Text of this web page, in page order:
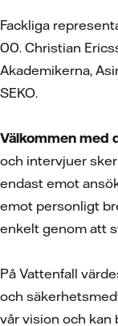
Fackliga
00. Christian
Akademikerna,
SEKO.
Välkommen med
och intervjuer
endast emot
emot personligt
enkelt genom att
På Vattenfall
och
vår vision och kan